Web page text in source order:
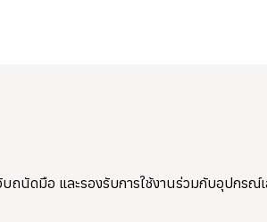
ถนัดมือ และรองรับการใช้งานร่วมกับอุปกร